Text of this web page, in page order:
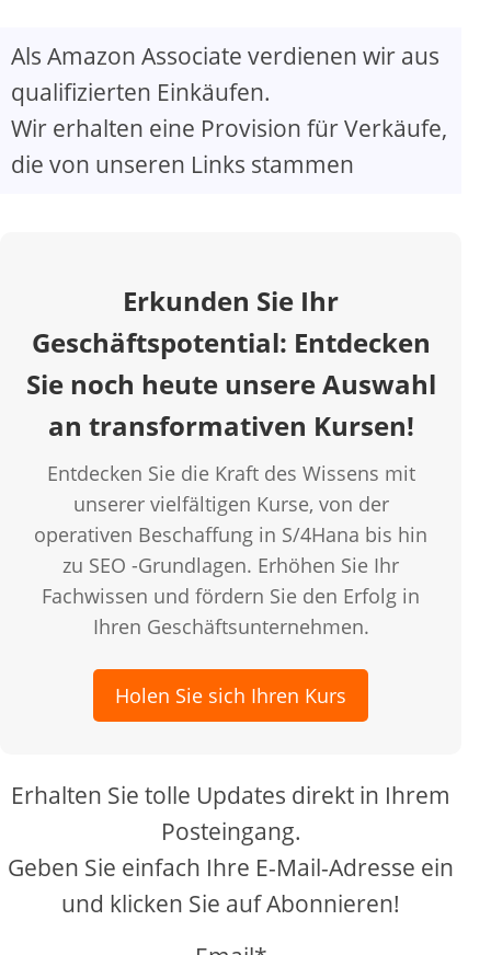
y
V
i
e
o
Als Amazon Associate verdienen wir aus
qualifizierten Einkäufen.
Wir erhalten eine Provision für Verkäufe,
die von unseren Links stammen
Erkunden Sie Ihr
Geschäftspotential: Entdecken
Sie noch heute unsere Auswahl
an transformativen Kursen!
Entdecken Sie die Kraft des Wissens mit
unserer vielfältigen Kurse, von der
operativen Beschaffung in S/4Hana bis hin
zu SEO -Grundlagen. Erhöhen Sie Ihr
Fachwissen und fördern Sie den Erfolg in
Ihren Geschäftsunternehmen.
Holen Sie sich Ihren Kurs
Erhalten Sie tolle Updates direkt in Ihrem
Posteingang.
Geben Sie einfach Ihre E-Mail-Adresse ein
und klicken Sie auf Abonnieren!